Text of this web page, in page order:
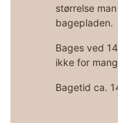
størrelse
bagepladen.
Bages ved
ikke for
Bagetid ca.